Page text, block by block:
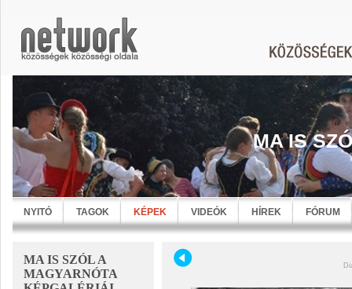
MA IS
NYITÓ TAGOK KÉPEK VIDEÓK HÍREK FÓRUM
MA IS SZÓL A
MAGYARNÓTA